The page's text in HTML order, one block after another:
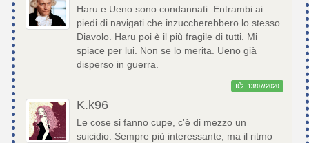
Haru e Ueno sono condannati. Entrambi ai
piedi di navigati che inzuccherebbero lo stesso
Diavolo. Haru poi è il più fragile di tutti. Mi
spiace per lui. Non se lo merita. Ueno già
disperso in guerra.
13/07/2020
K.k96
Le cose si fanno cupe, c'è di mezzo un
suicidio. Sempre più interessante, ma il ritmo